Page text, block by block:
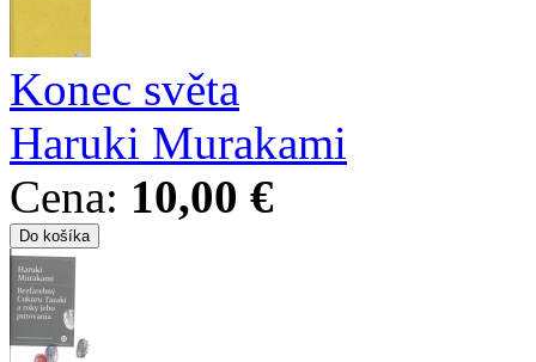
Konec světa
Haruki Murakami
Cena: 10,00 €